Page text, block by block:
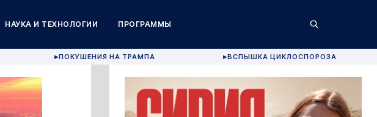
НАУКА И ТЕХНОЛОГИИ ПРОГРАММЫ
▶ПОКУШЕНИЯ НА ТРАМПА ▶ВСПЫШКА ЦИКЛОСПОРОЗА